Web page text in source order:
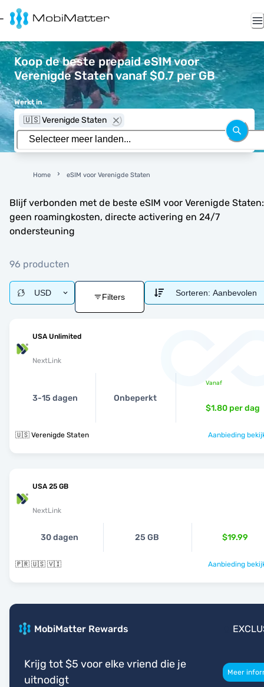
Koop de beste prepaid eSIM voor
Verenigde Staten vanaf $0.7 per GB
Werkt in
🇺🇸 Verenigde Staten
Home eSIM voor Verenigde Staten
Blijf verbonden met de beste eSIM voor Verenigde Staten:
geen roamingkosten, directe activering en 24/7
ondersteuning
96 producten
USD Filters Sorteren: Aanbevolen
USA Unlimited
NextLink
3-15 dagen Onbeperkt
Vanaf
$1.80per dag
🇺🇸 Verenigde Staten Aanbieding
USA 25 GB
NextLink
30 dagen 25 GB $19.99
🇵🇷 🇺🇸 🇻🇮 Aanbieding
MobiMatter Rewards
Krijg tot $5 voor elke vriend die je
uitnodigt
Meer